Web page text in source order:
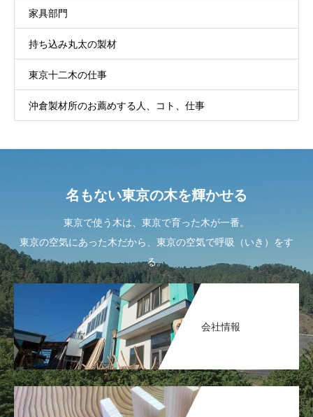
家具部門
持ち込み丸太の製材
東京十二木の仕事
沖倉製材所のお薦めする人、コト、仕事
名もない東京の木を輝かせる
東京で使う木は、東京で育った木が一番。
東京の空気にあった木だから、東京の空気で呼吸（いき）をす
る。
会社情報